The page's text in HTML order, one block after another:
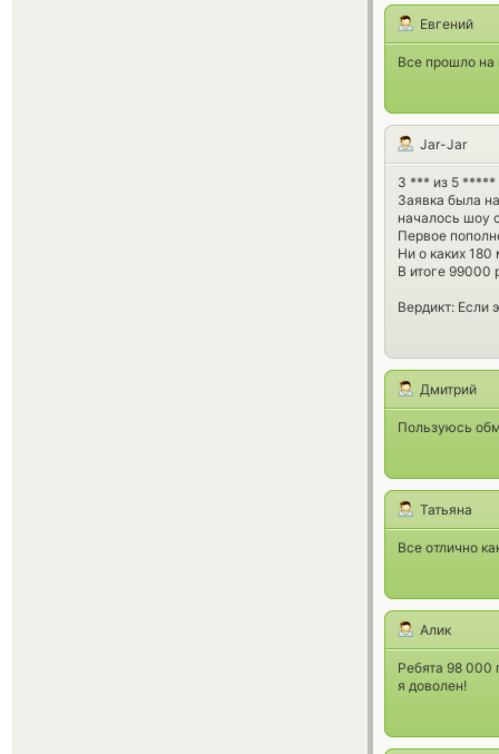
Евгений
Все прошло на
Jar-Jar
3 *** из 5 *****
Заявка была
началось шоу
Первое
Ни о каких
В итоге 99000
Вердикт: Если
Дмитрий
Пользуюсь
Татьяна
Все отлично
Алик
Ребята 98 000
я доволен!